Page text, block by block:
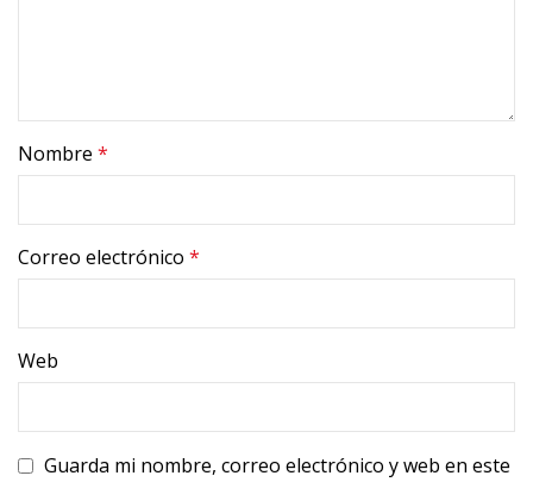
Nombre *
Correo electrónico *
Web
Guarda mi nombre, correo electrónico y web en este